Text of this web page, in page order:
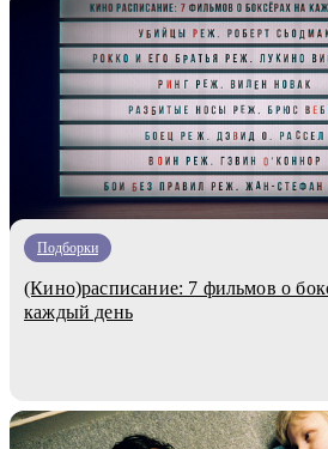
Подборки
(Кино)расписание: 7 фильмов о
каждый день